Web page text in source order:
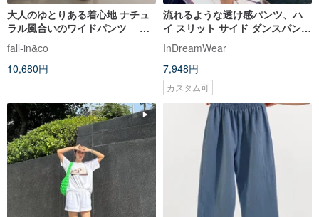
大人のゆとりある着心地 ナチュ
ラル風合いのワイドパンツ 生
成色 250402-1
fall-in&co
10,680円
流れるような透け感パンツ、ハ
イ スリット サイド ダンスパン
ツ、ゆったり レディース トラウ
ザー
InDreamWear
7,948円
カスタム可